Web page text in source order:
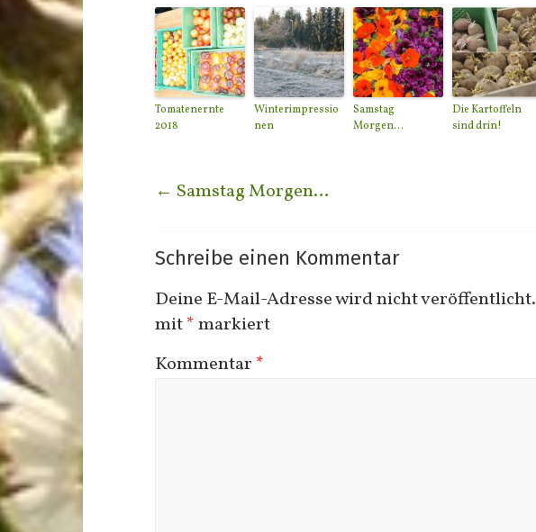
Tomatenernte
2018
Winterimpressio
nen
Samstag
Morgen…
Die Kartoffeln
sind drin!
← Samstag Morgen…
Schreibe einen Kommentar
Deine E-Mail-Adresse wird nicht veröffentlicht.
mit*markiert
Kommentar *